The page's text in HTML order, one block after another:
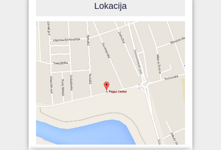
Lokacija